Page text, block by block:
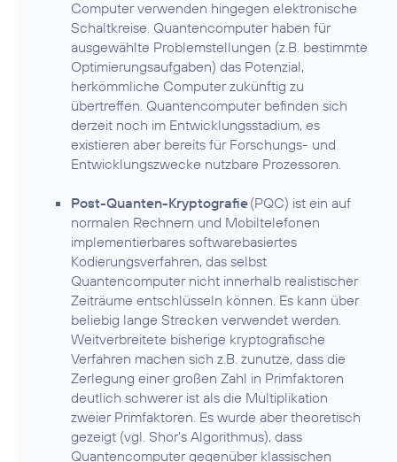
Computer verwenden hingegen elektronische
Schaltkreise. Quantencomputer haben für
ausgewählte Problemstellungen (z.B. bestimmte
Optimierungsaufgaben) das Potenzial,
herkömmliche Computer zukünftig zu
übertreffen. Quantencomputer befinden sich
derzeit noch im Entwicklungsstadium, es
existieren aber bereits für Forschungs- und
Entwicklungszwecke nutzbare Prozessoren.
Post-Quanten-Kryptografie(PQC) ist ein auf
normalen Rechnern und Mobiltelefonen
implementierbares softwarebasiertes
Kodierungsverfahren, das selbst
Quantencomputer nicht innerhalb realistischer
Zeiträume entschlüsseln können. Es kann über
beliebig lange Strecken verwendet werden.
Weitverbreitete bisherige kryptografische
Verfahren machen sich z.B. zunutze, dass die
Zerlegung einer großen Zahl in Primfaktoren
deutlich schwerer ist als die Multiplikation
zweier Primfaktoren. Es wurde aber theoretisch
gezeigt (vgl. Shor’s Algorithmus), dass
Quantencomputer gegenüber klassischen